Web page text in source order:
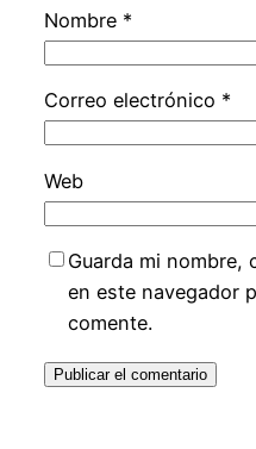
Nombre *
Correo electrónico *
Web
Guarda mi nombre,
en este navegador
comente.